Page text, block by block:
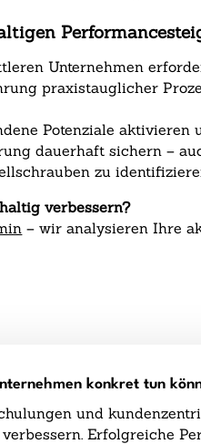
Unternehmen
praxistauglicher
Potenziale aktivieren
dauerhaft sichern –
zu
verbessern?
– wir analysieren Ihre
konkret tun
und
Erfolgreiche